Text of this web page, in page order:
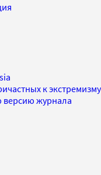
к
версию журнала